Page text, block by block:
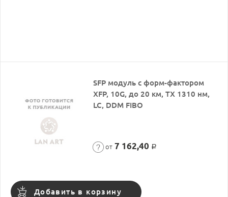
SFP модуль с форм-фактором
XFP, 10G, до 20 км, TX 1310 нм,
LC, DDM FIBO
от 7 162,40 Р
Добавить в корзину